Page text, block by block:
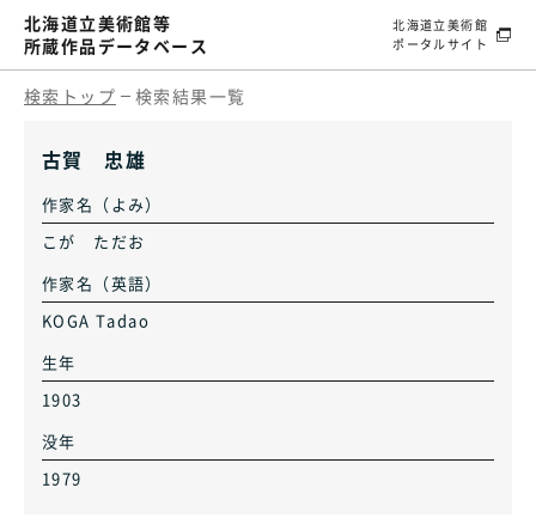
北海道立美術館等
所蔵作品データベース
北海道立美術館
ポータルサイト
検索トップ 検索結果一覧
古賀 忠雄
作家名（よみ）
こが ただお
作家名（英語）
KOGA Tadao
生年
1903
没年
1979